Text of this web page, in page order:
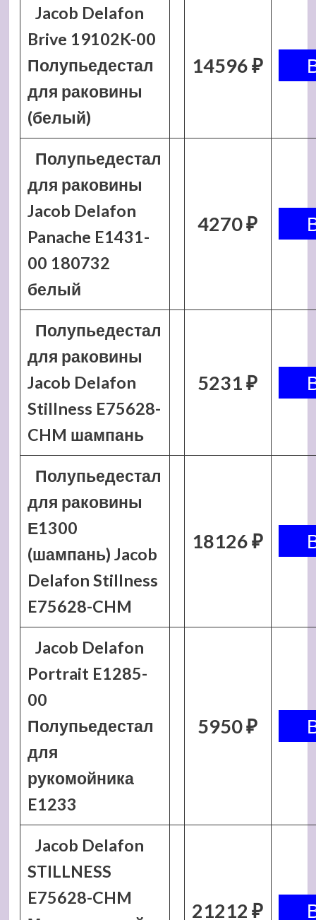
Jacob Delafon
Brive 19102K-00
Полупьедестал
для раковины
(белый)
14596 ₽
Полупьедестал
для раковины
Jacob Delafon
Panache E1431-
00 180732
белый
4270 ₽
Полупьедестал
для раковины
Jacob Delafon
Stillness E75628-
CHM шампань
5231 ₽
Полупьедестал
для раковины
Е1300
(шампань) Jacob
Delafon Stillness
E75628-CHM
18126 ₽
Jacob Delafon
Portrait E1285-
00
Полупьедестал
для
рукомойника
E1233
5950 ₽
Jacob Delafon
STILLNESS
E75628-CHM
21212 ₽